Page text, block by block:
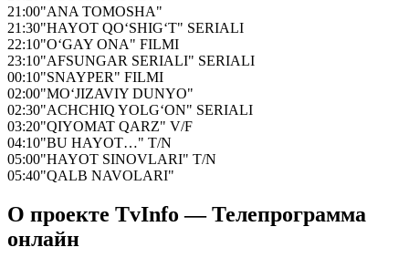
21:00"ANA TOMOSHA"
21:30"HAYOT QO‘SHIG‘T" SERIALI
22:10"O‘GAY ONA" FILMI
23:10"AFSUNGAR SERIALI" SERIALI
00:10"SNAYPER" FILMI
02:00"MO‘JIZAVIY DUNYO"
02:30"ACHCHIQ YOLG‘ON" SERIALI
03:20"QIYOMAT QARZ" V/F
04:10"BU HAYOT…" T/N
05:00"HAYOT SINOVLARI" T/N
05:40"QALB NAVOLARI"
О проекте TvInfo — Телепрограмма
онлайн